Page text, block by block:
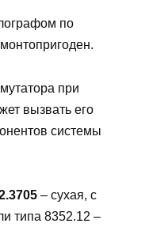
по
при
вызвать его
системы
– сухая, с
типа 8352.12 –